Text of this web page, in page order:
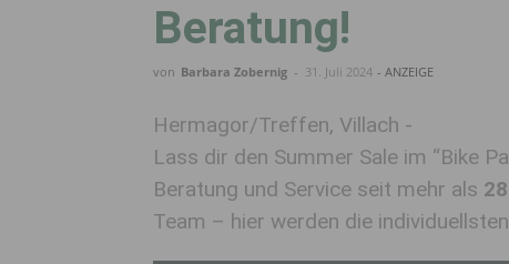
Beratung!
von Barbara Zobernig - 31. Juli 2024 - ANZEIGE
Hermagor/Treffen, Villach -
Lass dir den Summer Sale im “Bike
Beratung und Service seit mehr als
Team – hier werden die